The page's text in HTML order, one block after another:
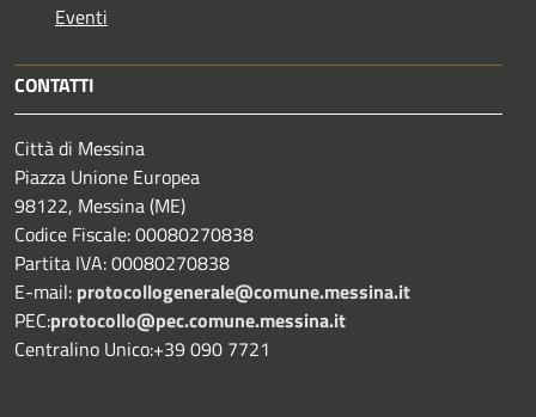
Eventi
CONTATTI
Città di Messina
Piazza Unione Europea
98122, Messina (ME)
Codice Fiscale: 00080270838
Partita IVA: 00080270838
E-mail: protocollogenerale@comune.messina.it
PEC:protocollo@pec.comune.messina.it
Centralino Unico:+39 090 7721